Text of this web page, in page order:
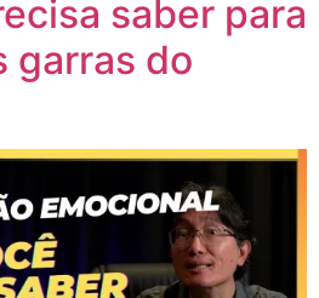
saber para
garras do